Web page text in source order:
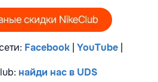
Facebook | YouTube |
найди нас в UDS